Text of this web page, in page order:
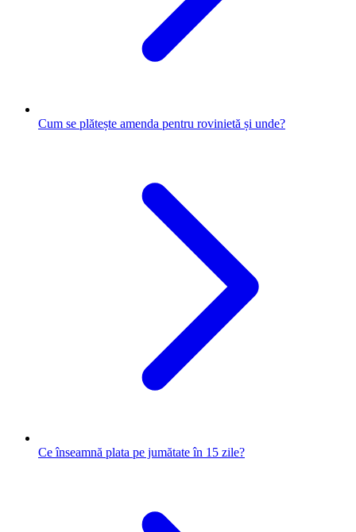
Cum se plătește amenda pentru rovinietă și unde?
Ce înseamnă plata pe jumătate în 15 zile?